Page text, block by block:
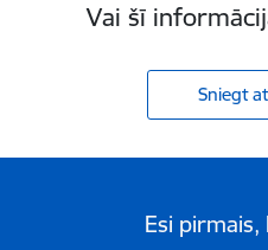
Vai šī
Sniegt
Esi